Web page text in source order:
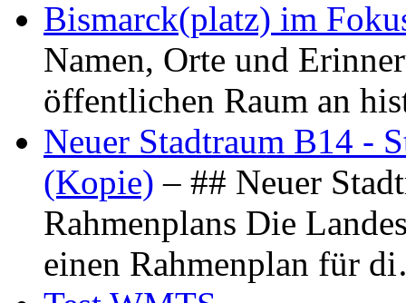
Bismarck(platz) im
Namen, Orte und
öffentlichen Raum an
Neuer Stadtraum B14 -
(Kopie) – ## Neuer
Rahmenplans Die
einen Rahmenplan für